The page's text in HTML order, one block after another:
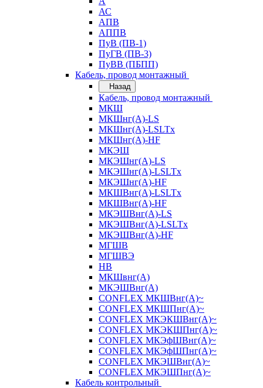
АС
АПВ
АППВ
ПуВ (ПВ-1)
ПуГВ (ПВ-3)
ПуВВ (ПБПП)
Кабель, провод монтажный
Назад
Кабель, провод монтажный
МКШ
МКШнг(А)-LS
МКШнг(А)-LSLTx
МКШнг(А)-HF
МКЭШ
МКЭШнг(А)-LS
МКЭШнг(А)-LSLTx
МКЭШнг(А)-HF
МКШВнг(A)-LSLTx
МКШВнг(А)-HF
МКЭШВнг(А)-LS
МКЭШВнг(A)-LSLTx
МКЭШВнг(А)-HF
МГШВ
МГШВЭ
НВ
МКШвнг(А)
МКЭШВнг(А)
CONFLEX МКШВнг(А)~
CONFLEX МКШПнг(А)~
CONFLEX МКЭКШВнг(А)~
CONFLEX МКЭКШПнг(А)~
CONFLEX МКЭфШВнг(А)~
CONFLEX МКЭфШПнг(А)~
CONFLEX МКЭШВнг(А)~
CONFLEX МКЭШПнг(А)~
Кабель контрольный